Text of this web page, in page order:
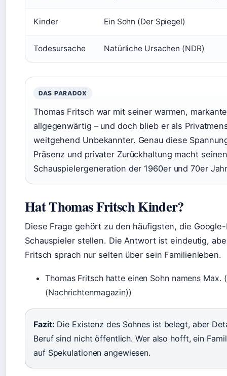
Kinder Ein Sohn (Der Spiegel)
Todesursache Natürliche Ursachen (NDR)
DAS PARADOX
Thomas Fritsch war mit seiner warmen,
allgegenwärtig – und doch blieb er als
weitgehend Unbekannter. Genau diese
Präsenz und privater Zurückhaltung macht
Schauspielergeneration der 1960er und 70er
Hat Thomas Fritsch Kinder?
Diese Frage gehört zu den häufigsten, die
Schauspieler stellen. Die Antwort ist eindeutig,
Fritsch sprach nur selten über sein Familienleben.
Thomas Fritsch hatte einen Sohn namens Max.
(Nachrichtenmagazin))
Fazit: Die Existenz des Sohnes ist belegt, aber
Beruf sind nicht öffentlich. Wer also hofft, ein
auf Spekulationen angewiesen.